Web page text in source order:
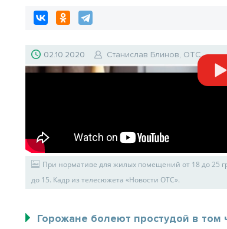
02.10.2020 Станислав Блинов, ОТС
При нормативе для жилых помещений от 18 до 25
до 15. Кадр из телесюжета «Новости ОТС».
Горожане болеют простудой в том